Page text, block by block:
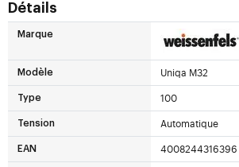
Détails
Marque
Modèle Uniqa M32
Type 100
Tension Automatique
EAN 4008244316396